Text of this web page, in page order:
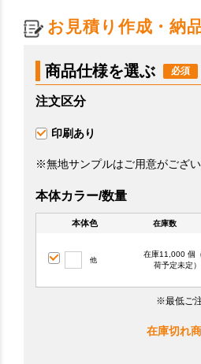
お見積り作成・納
商品仕様を選ぶ
注文区分
印刷あり
※無地サンプルはご用意がござい
本体カラー/数量
本体色 在庫数
他
在庫11,000 個
荷予定未定）
※最低ご
在庫切れ